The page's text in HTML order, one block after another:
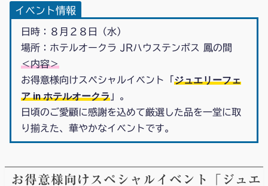
イベント情報
日時：８月２８日（水）
場所：ホテルオークラ JRハウステンボス 鳳の間
＜内容＞
お得意様向けスペシャルイベント「 ジュエリーフェ
ア in ホテルオークラ 」。
日頃のご愛顧に感謝を込めて厳選した品を一堂に取
り揃えた、華やかなイベントです。
お得意様向けスペシャルイベント「ジュエ